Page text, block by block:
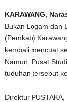
KARAWANG,
Bukan Logam dan
(Pemkab)
kembali mencuat
Namun, Pusat
tuduhan tersebut
Direktur